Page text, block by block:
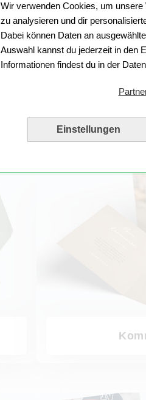
Wir verwenden Cookies, um
zu analysieren und dir
Dabei können Daten an
Auswahl kannst du jederzeit in den
Informationen findest du in der
Einstellungen